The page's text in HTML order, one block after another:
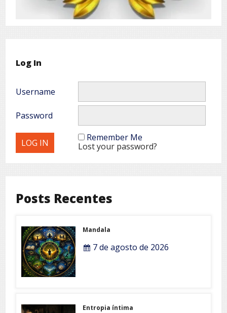
Log In
Username
Password
Remember Me
Lost your password?
Posts Recentes
Mandala
7 de agosto de 2026
Entropia íntima